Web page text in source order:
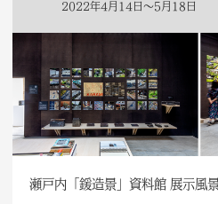
2022年4月14日～5月18日
瀬戸内「鍰造景」資料館 展示風